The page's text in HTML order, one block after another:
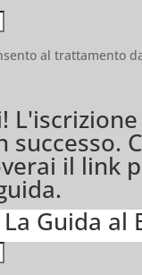
al trattamento
L'iscrizione
successo.
il link
Guida al